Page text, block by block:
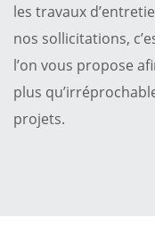
les travaux
nos sollicitations,
l’on vous propose
plus
projets.